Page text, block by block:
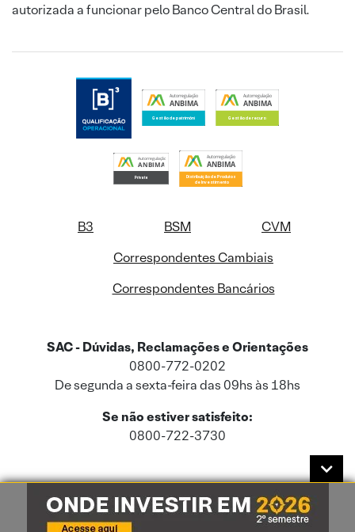
autorizada a funcionar pelo Banco Central do Brasil.
B3 BSM
CVM
Correspondentes Cambiais
Correspondentes Bancários
SAC - Dúvidas, Reclamações e Orientações
0800-772-0202
De segunda a sexta-feira das 09hs às 18hs
Se não estiver satisfeito:
0800-722-3730
Este site usa cookies e dados pessoais de acordo com a nossaPolítica de
Cookies
e a nossaPolítica de Privacidade.